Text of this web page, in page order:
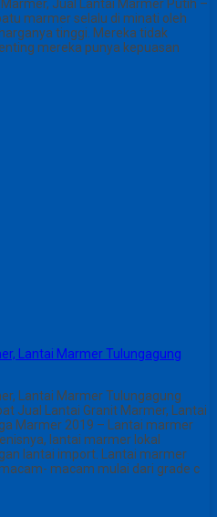
Jual Lantai Marmer Putih –
marmer selalu di minati oleh
tinggi. Mereka tidak
mereka punya kepuasan
Lantai Marmer Tulungagung
Lantai Marmer Tulungagung
Jual Lantai Granit Marmer, Lantai
Marmer 2019 – Lantai marmer
lantai marmer lokal
lantai import. Lantai marmer
macam mulai dari grade c